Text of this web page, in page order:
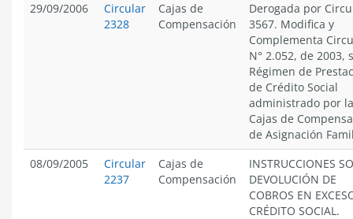
29/09/2006
Circular
2328
Cajas de
Compensación
Derogada por
3567. Modifica y
Complementa
N° 2.052, de 2003,
Régimen de
de Crédito Social
administrado por
Cajas de
de Asignación
08/09/2005
Circular
2237
Cajas de
Compensación
INSTRUCCIONES
DEVOLUCIÓN DE
COBROS EN
CRÉDITO SOCIAL.